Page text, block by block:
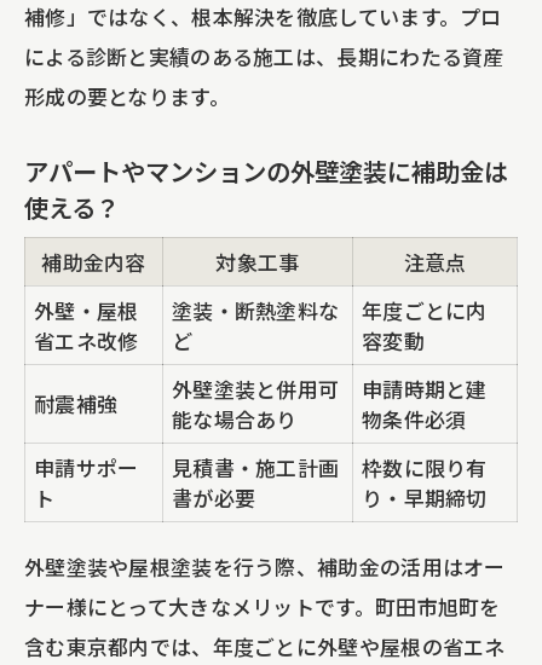
補修」ではなく、根本解決を徹底しています。プロ
による診断と実績のある施工は、長期にわたる資産
形成の要となります。
アパートやマンションの外壁塗装に補助金は
使える？
補助金内容 対象工事
注意点
外壁・屋根
省エネ改修
塗装・断熱塗料な
ど
年度ごとに内
容変動
耐震補強
外壁塗装と併用可
能な場合あり
申請時期と建
物条件必須
申請サポー
ト
見積書・施工計画
書が必要
枠数に限り有
り・早期締切
外壁塗装や屋根塗装を行う際、補助金の活用はオー
ナー様にとって大きなメリットです。町田市旭町を
含む東京都内では、年度ごとに外壁や屋根の省エネ